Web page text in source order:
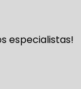
especialistas!